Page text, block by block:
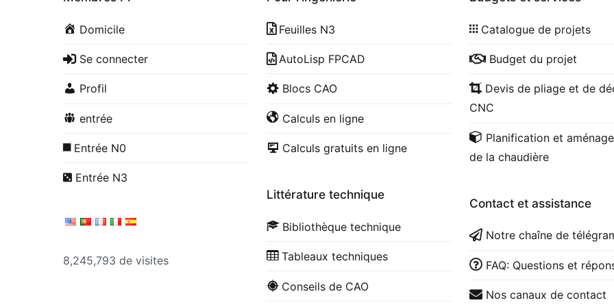
Domicile
Se connecter
Profil
entrée
Entrée N0
Entrée N3
8,245,793 de visites
Feuilles N3
AutoLisp FPCAD
Blocs CAO
Calculs en ligne
Calculs gratuits en ligne
Littérature technique
Bibliothèque technique
Tableaux techniques
Conseils de CAO
Catalogue de projets
Budget du projet
Devis de pliage et de
CNC
Planification et
de la chaudière
Contact et assistance
Notre chaîne de
FAQ: Questions et
Nos canaux de contact